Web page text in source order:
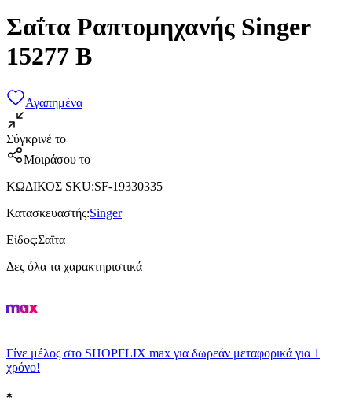
Σαΐτα Ραπτομηχανής Singer
15277 B
Αγαπημένα
Σύγκρινέ το
Μοιράσου το
ΚΩΔΙΚΟΣ SKU:SF-19330335
Κατασκευαστής:Singer
Είδος:Σαΐτα
Δες όλα τα χαρακτηριστικά
Γίνε μέλος στο SHOPFLIX max για δωρεάν μεταφορικά για 1
χρόνο!